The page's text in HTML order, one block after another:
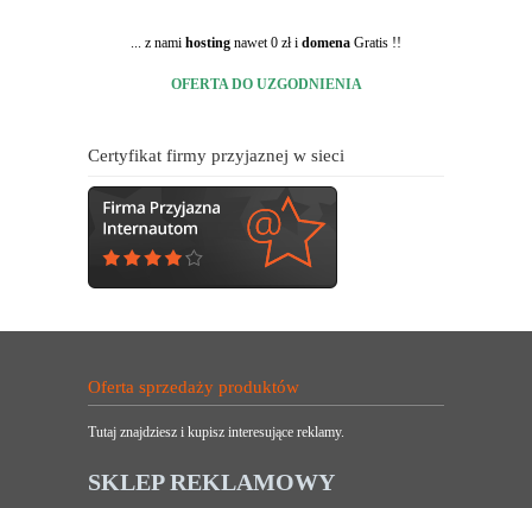
... z nami hosting nawet 0 zł i domena Gratis !!
OFERTA DO UZGODNIENIA
Certyfikat firmy przyjaznej w sieci
Oferta sprzedaży produktów
Tutaj znajdziesz i kupisz interesujące reklamy.
SKLEP REKLAMOWY